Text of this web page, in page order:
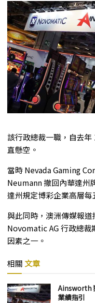
該行政總裁一職，自去
直懸空。
當時 Nevada Gaming
Neumann 撤回內華達州
達州規定博彩企業高層每
與此同時，澳洲傳媒報
Novomatic AG 行政總裁
因素之一。
相關 文章
Ainsworth
業績指引